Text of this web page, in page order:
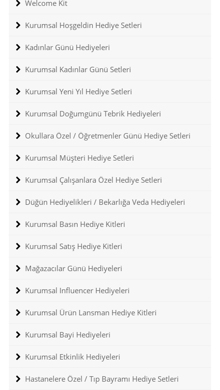
Welcome Kit
Kurumsal Hoşgeldin Hediye Setleri
Kadınlar Günü Hediyeleri
Kurumsal Kadınlar Günü Setleri
Kurumsal Yeni Yıl Hediye Setleri
Kurumsal Doğumgünü Tebrik Hediyeleri
Okullara Özel / Öğretmenler Günü Hediye Setleri
Kurumsal Müşteri Hediye Setleri
Kurumsal Çalışanlara Özel Hediye Setleri
Düğün Hediyelikleri / Bekarlığa Veda Hediyeleri
Kurumsal Basın Hediye Kitleri
Kurumsal Satış Hediye Kitleri
Mağazacılar Günü Hediyeleri
Kurumsal Influencer Hediyeleri
Kurumsal Ürün Lansman Hediye Kitleri
Kurumsal Bayi Hediyeleri
Kurumsal Etkinlik Hediyeleri
Hastanelere Özel / Tıp Bayramı Hediye Setleri